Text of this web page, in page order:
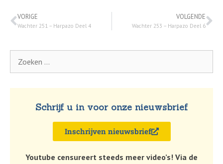
VORIGE
Wachter 251 – Harpazo Deel 4
VOLGENDE
Wachter 253 – Harpazo Deel 6
Schrijf u in voor onze nieuwsbrief
Inschrijven nieuwsbrief
Youtube censureert steeds meer video’s! Via de